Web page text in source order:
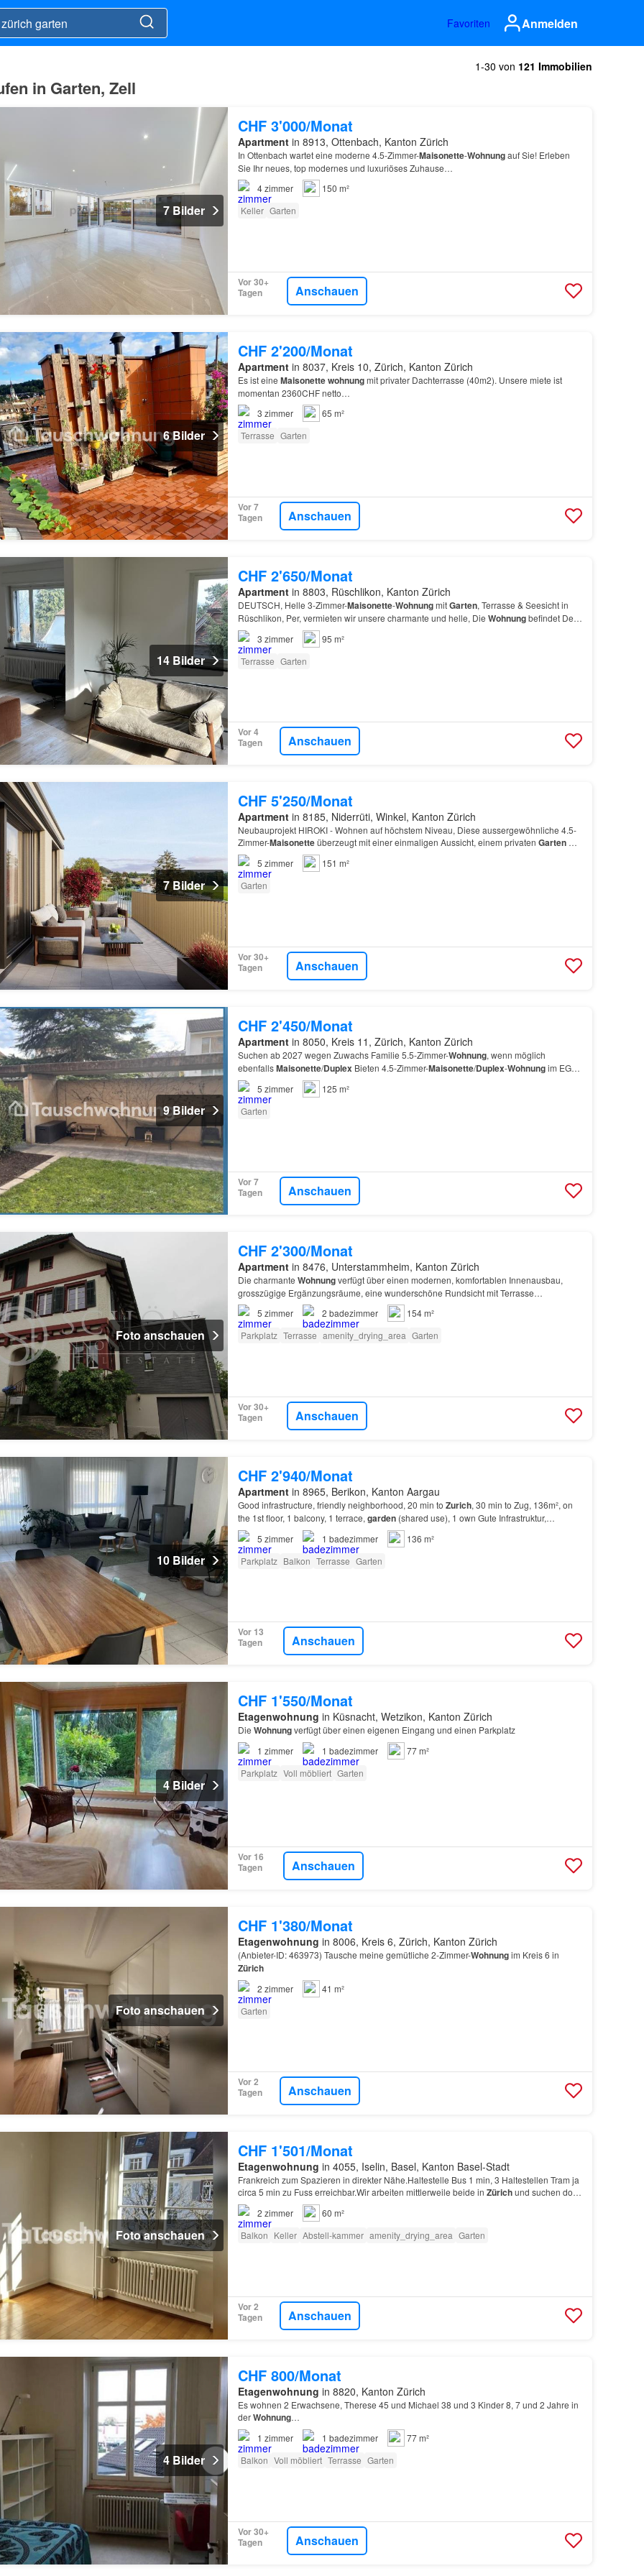
Favoriten Anmelden
1-30 von 121 Immobilien
in Garten, Zell
7 Bilder
CHF 3'000/Monat
Apartmentin 8913, Ottenbach, Kanton Zürich
In Ottenbach wartet eine moderne 4.5-Zimmer-Maisonette-Wohnungauf Sie! Erleben
Sie Ihr neues, top modernes und luxuriöses Zuhause…
4zimmer
150 m²
Keller Garten
Vor 30+
Tagen
Anschauen
6 Bilder
CHF 2'200/Monat
Apartmentin 8037, Kreis 10, Zürich, Kanton Zürich
Es ist eine Maisonettewohnungmit privater Dachterrasse (40m2). Unsere miete ist
momentan 2360CHF netto…
3 zimmer
65 m²
Terrasse Garten
Vor 7
Tagen
Anschauen
14 Bilder
CHF 2'650/Monat
Apartmentin 8803, Rüschlikon, Kanton Zürich
DEUTSCH, Helle 3-Zimmer-Maisonette-WohnungmitGarten, Terrasse & Seesicht in
Rüschlikon, Per, vermieten wir unsere charmante und helle, Die Wohnungbefindet Der
Wohnbereich mit Küche, Gäste-WC und Zugang zur grosszügigen Ter…
3 zimmer
95 m²
Terrasse Garten
Vor 4
Tagen
Anschauen
7 Bilder
CHF 5'250/Monat
Apartmentin 8185, Niderrüti, Winkel, Kanton Zürich
Neubauprojekt HIROKI - Wohnen auf höchstem Niveau, Diese aussergewöhnliche 4.5-
Zimmer-Maisonetteüberzeugt mit einer einmaligen Aussicht, einem privaten Gartenmit
direktem Zugang von den Schlafzimmern und einem Innenausbau a…
5 zimmer
151 m²
Garten
Vor 30+
Tagen
Anschauen
9 Bilder
CHF 2'450/Monat
Apartmentin 8050, Kreis 11, Zürich, Kanton Zürich
Suchen ab 2027 wegen Zuwachs Familie 5.5-Zimmer-Wohnung, wenn möglich
ebenfallsMaisonette/Duplex Bieten 4.5-Zimmer-Maisonette/Duplex-Wohnungim EG
mit
5 zimmer
125 m²
Garten
Vor 7
Tagen
Anschauen
Foto anschauen
CHF 2'300/Monat
Apartmentin 8476, Unterstammheim, Kanton Zürich
Die charmante Wohnungverfügt über einen modernen, komfortablen Innenausbau,
grosszügige Ergänzungsräume, eine wunderschöne Rundsicht mit Terrasse…
5 zimmer 2 badezimmer
154 m²
Parkplatz Terrasse amenity_drying_area Garten
Vor 30+
Tagen
Anschauen
10 Bilder
CHF 2'940/Monat
Apartmentin 8965, Berikon, Kanton Aargau
Good infrastructure, friendly neighborhood, 20 min to Zurich, 30 min to Zug, 136m², on
the 1st floor, 1 balcony, 1 terrace, garden(shared use), 1 own Gute Infrastruktur,
freundliche Nachbarschaft, 20 min nachZürich
5 zimmer 1 badezimmer
136 m²
Parkplatz Balkon Terrasse Garten
Vor 13
Tagen
Anschauen
4 Bilder
CHF 1'550/Monat
Etagenwohnung in Küsnacht, Wetzikon, Kanton Zürich
Die Wohnungverfügt über einen eigenen Eingang und einen Parkplatz
1 zimmer 1 badezimmer
77 m²
Parkplatz Voll möbliert Garten
Vor 16
Tagen
Anschauen
Foto anschauen
CHF 1'380/Monat
Etagenwohnung in 8006, Kreis 6, Zürich, Kanton Zürich
(Anbieter-ID: 463973) Tausche meine gemütliche 2-Zimmer-Wohnungim Kreis 6 in
Zürich
2 zimmer
41 m²
Garten
Vor 2
Tagen
Anschauen
Foto anschauen
CHF 1'501/Monat
Etagenwohnung in 4055, Iselin, Basel, Kanton Basel-Stadt
Frankreich zum Spazieren in direkter Nähe.Haltestelle Bus 1 min, 3 Haltestellen Tram ja
circa 5 min zu Fuss erreichbar.Wir arbeiten mittlerweile beide in Zürichund suchen dort
nach einer langfristigen
2 zimmer
60 m²
Balkon Keller Abstell-kammer amenity_drying_area Garten
Vor 2
Tagen
Anschauen
4 Bilder
CHF 800/Monat
Etagenwohnung in 8820, Kanton Zürich
Es wohnen 2 Erwachsene, Therese 45 und Michael 38 und 3 Kinder 8, 7 und 2 Jahre in
derWohnung…
1 zimmer 1 badezimmer
77 m²
Balkon Voll möbliert Terrasse Garten
Vor 30+
Tagen
Anschauen